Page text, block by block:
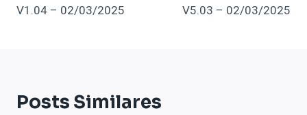
Post
V1.04 – 02/03/2025
V5.03 – 02/03/2025
Posts Similares